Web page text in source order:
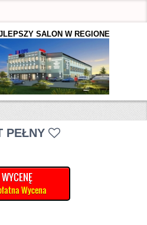
SALON W REGIONE
PEŁNY
Expresowa Bezpłatna Wycena